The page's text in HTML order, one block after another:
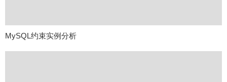
MySQL约束实例分析